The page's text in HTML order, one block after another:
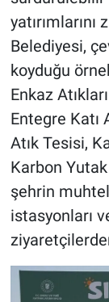
Belediyesi,
koyduğu
Enkaz
Entegre Katı
Atık Tesisi,
Karbon
şehrin
istasyonları